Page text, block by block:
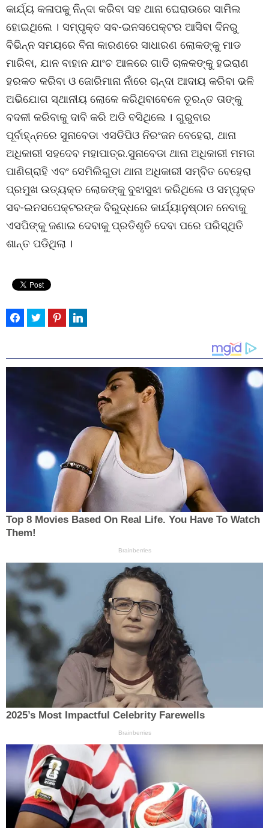
କାର୍ଯ୍ୟ କଳାପକୁ ନିନ୍ଦା କରିବା ସହ ଥାନା ଘେରାଉରେ ସାମିଲ
ହୋଇଥିଲେ । ସମ୍ପୃକ୍ତ ସବ-ଇନସପେକ୍ଟର ଆସିବା ଦିନରୁ
ବିଭିନ୍ନ ସମୟରେ ବିନା କାରଣରେ ସାଧାରଣ ଲୋକଙ୍କୁ ମାଡ
ମାରିବା, ଯାନ ବାହାନ ଯାଂଚ ଆଳରେ ଗାଡି ଚାଳକଙ୍କୁ ହଇରାଣ
ହରକତ କରିବା ଓ ଜୋରିମାନା ନାଁରେ ଚାନ୍ଦା ଆଦାୟ କରିବା ଭଳି
ଅଭିଯୋଗ ସ୍ଥାନୀୟ ଲୋକେ କରିଥିବାବେଳେ ତୂରନ୍ତ ତାଙ୍କୁ
ବଦଳୀ କରିବାକୁ ଦାବି କରି ଅଡି ବସିଥିଲେ । ଗୁରୁବାର
ପୂର୍ବାହ୍ନ୍ନରେ ସୁନାବେଡା ଏସଡିପିଓ ନିରଂଜନ ବେହେରା, ଥାନା
ଅଧିକାରୀ ସହଦେବ ମହାପାତ୍ର.ସୁନାବେଡା ଥାନା ଅଧିକାରୀ ମମତା
ପାଣିଗ୍ରାହି ଏବଂ ସେମିଲିଗୁଡା ଥାନା ଅଧିକାରୀ ସମ୍ବିତ ବେହେରା
ପ୍ରମୁଖ ଉତ୍ୟକ୍ତ ଲୋକଙ୍କୁ ବୁଝାସୁଝା କରିଥିଲେ ଓ ସମ୍ପୃକ୍ତ
ସବ-ଇନସପେକ୍ଟରଙ୍କ ବିରୁଦ୍ଧରେ କାର୍ଯ୍ୟାନୁଷ୍ଠାନ ନେବାକୁ
ଏସପିଙ୍କୁ ଜଣାଇ ଦେବାକୁ ପ୍ରତିଶୃତି ଦେବା ପରେ ପରିସ୍ଥିତି
ଶାନ୍ତ ପଡିଥିଲା ।